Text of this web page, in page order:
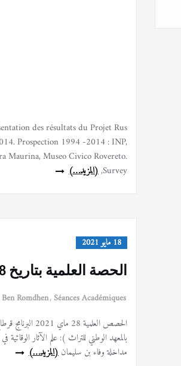
des résultats du Projet Rus
Prospection 1994 -2014 : INP,
Maurina, Museo Civico Rovereto.
Survey, (المزيد…)
18 مايو 2021
الحصة العلمية بتاريخ 28 ماي 2021
Romdhen,Séances Académiques
بالمعهد الوطني للتراث ): علم الآثار
مداخلة وفاء بن سليمان(المزيد…)